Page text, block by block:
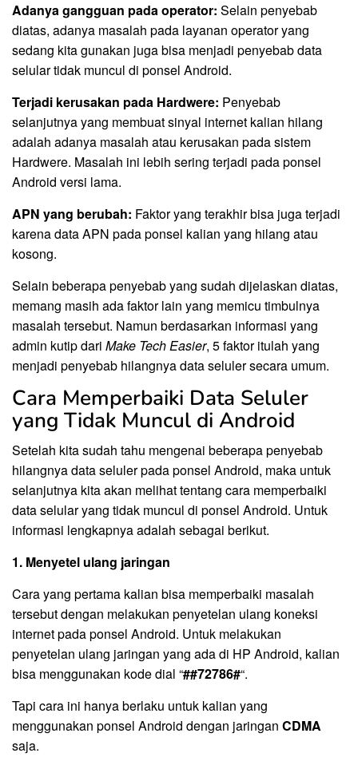
Adanya gangguan pada operator: Selain penyebab
diatas, adanya masalah pada layanan operator yang
sedang kita gunakan juga bisa menjadi penyebab data
selular tidak muncul di ponsel Android.
Terjadi kerusakan pada Hardwere: Penyebab
selanjutnya yang membuat sinyal internet kalian hilang
adalah adanya masalah atau kerusakan pada sistem
Hardwere. Masalah ini lebih sering terjadi pada ponsel
Android versi lama.
APN yang berubah: Faktor yang terakhir bisa juga terjadi
karena data APN pada ponsel kalian yang hilang atau
kosong.
Selain beberapa penyebab yang sudah dijelaskan diatas,
memang masih ada faktor lain yang memicu timbulnya
masalah tersebut. Namun berdasarkan informasi yang
admin kutip dari Make Tech Easier, 5 faktor itulah yang
menjadi penyebab hilangnya data seluler secara umum.
Cara Memperbaiki Data Seluler
yang Tidak Muncul di Android
Setelah kita sudah tahu mengenai beberapa penyebab
hilangnya data seluler pada ponsel Android, maka untuk
selanjutnya kita akan melihat tentang cara memperbaiki
data selular yang tidak muncul di ponsel Android. Untuk
informasi lengkapnya adalah sebagai berikut.
1. Menyetel ulang jaringan
Cara yang pertama kalian bisa memperbaiki masalah
tersebut dengan melakukan penyetelan ulang koneksi
internet pada ponsel Android. Untuk melakukan
penyetelan ulang jaringan yang ada di HP Android, kalian
bisa menggunakan kode dial “##72786#“.
Tapi cara ini hanya berlaku untuk kalian yang
menggunakan ponsel Android dengan jaringan CDMA
saja.